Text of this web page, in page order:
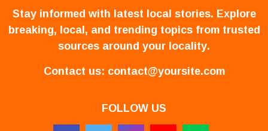
Stay informed with latest local stories. Explore
breaking, local, and trending topics from trusted
sources around your locality.
Contact us: contact@yoursite.com
FOLLOW US